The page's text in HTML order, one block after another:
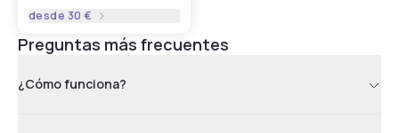
desde 30 €
Preguntas más frecuentes
¿Cómo funciona?